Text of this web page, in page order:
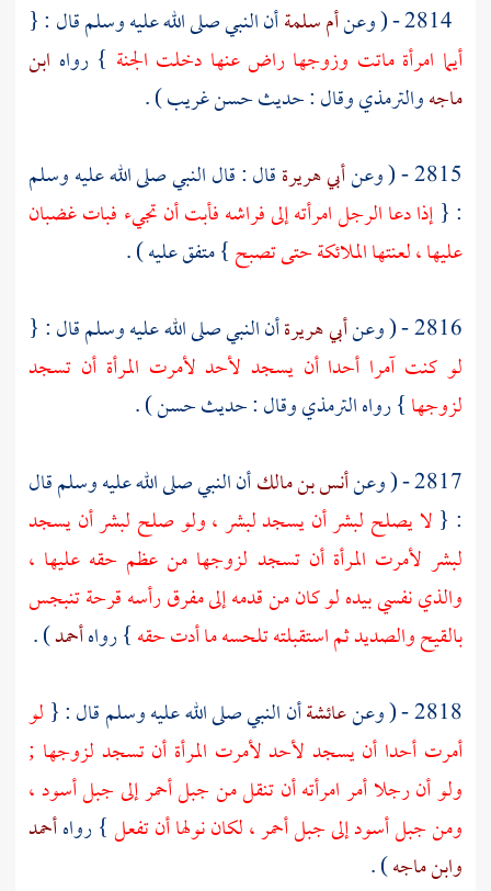
أم سلمةأن النبي صلى الله عليه وسلم قال : {
أيما امرأة ماتت وزوجها راض عنها دخلت الجنة } رواه ابن
ماجهوالترمذيوقال : حديث حسن غريب ) .
2815 - ( وعن
أبي هريرةقال : قال النبي صلى الله عليه وسلم
: {إذا دعا الرجل امرأته إلى فراشه فأبت أن تجيء فبات غضبان
عليها ، لعنتها الملائكة حتى تصبح} متفق عليه ) .
2816 - ( وعن
أبي هريرةأن النبي صلى الله عليه وسلم قال : {
لو كنت آمرا أحدا أن يسجد لأحد لأمرت المرأة أن تسجد
لزوجها} رواهالترمذيوقال : حديث حسن ) .
2817 - ( وعن
أنس بن مالكأن النبي صلى الله عليه وسلم قال
: { لا يصلح لبشر أن يسجد لبشر ، ولو صلح لبشر أن يسجد
لبشر لأمرت المرأة أن تسجد لزوجها من عظم حقه عليها ،
والذي نفسي بيده لو كان من قدمه إلى مفرق رأسه قرحة تنبجس
بالقيح والصديد ثم استقبلته تلحسه ما أدت حقه} رواهأحمد) .
2818 - ( وعن
عائشةأن النبي صلى الله عليه وسلم قال : { لو
أمرت أحدا أن يسجد لأحد لأمرت المرأة أن تسجد لزوجها ;
ولو أن رجلا أمر امرأته أن تنقل من جبل أحمر إلى جبل أسود ،
ومن جبل أسود إلى جبل أحمر ، لكان نولها أن تفعل} رواهأحمد
وابن ماجه) .